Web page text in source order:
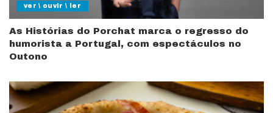
ver \ ouvir \ ler
As Histórias do Porchat marca o regresso do
humorista a Portugal, com espectáculos no
Outono